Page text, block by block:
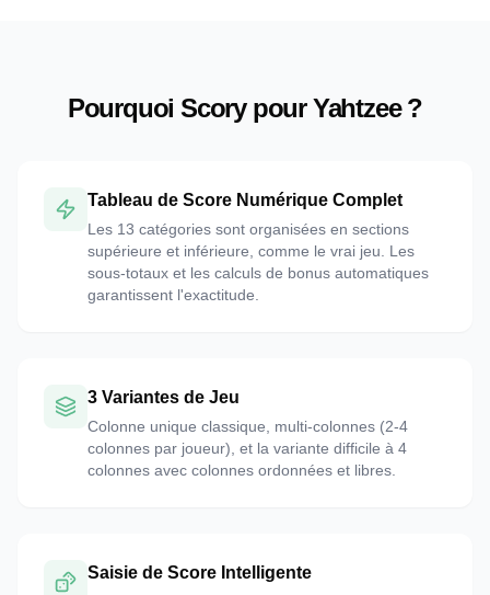
Pourquoi Scory pour Yahtzee ?
Tableau de Score Numérique Complet
Les 13 catégories sont organisées en sections
supérieure et inférieure, comme le vrai jeu. Les
sous-totaux et les calculs de bonus automatiques
garantissent l'exactitude.
3 Variantes de Jeu
Colonne unique classique, multi-colonnes (2-4
colonnes par joueur), et la variante difficile à 4
colonnes avec colonnes ordonnées et libres.
Saisie de Score Intelligente